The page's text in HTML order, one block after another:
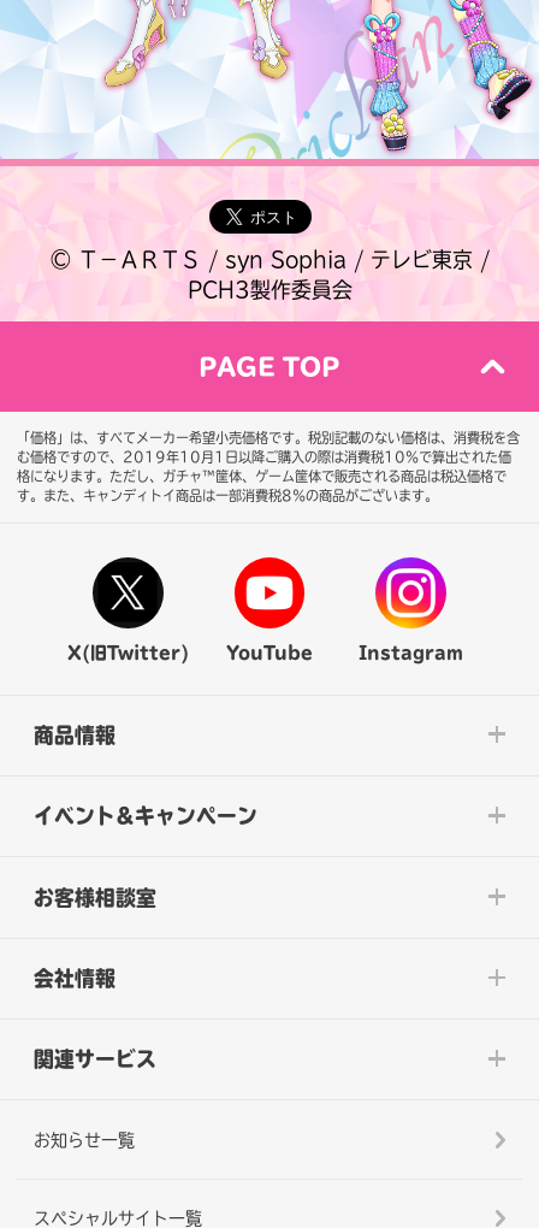
© Ｔ－ＡＲＴＳ / syn Sophia / テレビ東京 /
PCH3製作委員会
PAGE TOP
「価格」は、すべてメーカー希望小売価格です。税別記載のない価格は、消費税を含
む価格ですので、2019年10月1日以降ご購入の際は消費税10％で算出された価
格になります。 ただし、ガチャ™筐体、ゲーム筐体で販売される商品は税込価格で
す。また、キャンディトイ商品は一部消費税8％の商品がございます。
X(旧Twitter) YouTube Instagram
商品情報
イベント&キャンペーン
お客様相談室
会社情報
関連サービス
お知らせ一覧
スペシャルサイト一覧